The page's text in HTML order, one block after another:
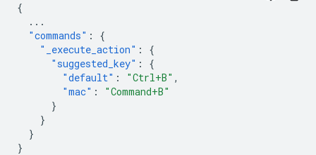
{
...
"commands" :
{
"_execute_action" :
{
"suggested_key" :
{
"default" : "Ctrl+B" ,
"mac" :
"Command+B"
}
}
}
}